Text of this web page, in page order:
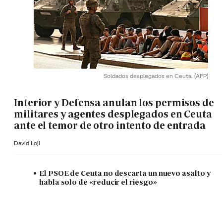
Soldados desplegados en Ceuta. (AFP)
Interior y Defensa anulan los permisos de
militares y agentes desplegados en Ceuta
ante el temor de otro intento de entrada
David Loji
El PSOE de Ceuta no descarta un nuevo asalto y
habla solo de «reducir el riesgo»